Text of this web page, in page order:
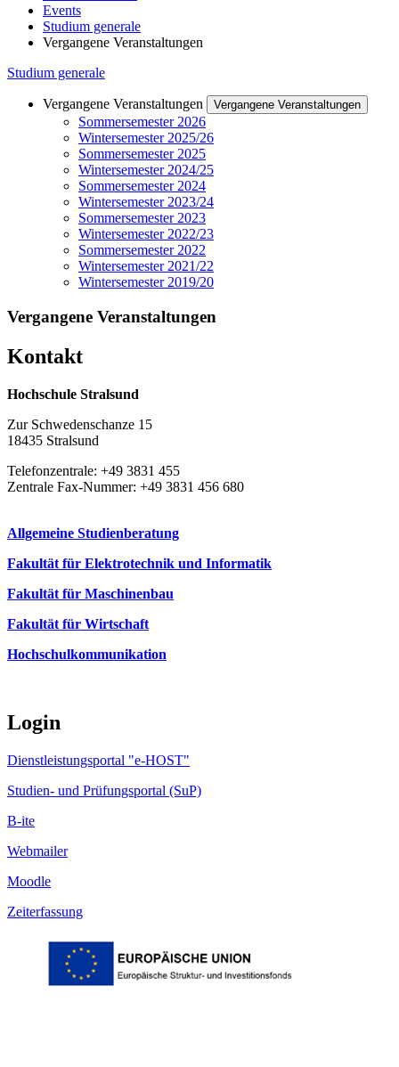
Events
Studium generale
Vergangene Veranstaltungen
Studium generale
Vergangene Veranstaltungen Vergangene Veranstaltungen
Sommersemester 2026
Wintersemester 2025/26
Sommersemester 2025
Wintersemester 2024/25
Sommersemester 2024
Wintersemester 2023/24
Sommersemester 2023
Wintersemester 2022/23
Sommersemester 2022
Wintersemester 2021/22
Wintersemester 2019/20
Ver­gan­gene Ve­r­anstal­tun­gen
Kon­takt
Hochschule Stralsund
Zur Schwedenschanze 15
18435 Stralsund
Telefonzentrale: +49 3831 455
Zentrale Fax-Nummer: +49 3831 456 680
Allgemeine Studienberatung
Fakultät für Elektrotechnik und Informatik
Fakultät für Maschinenbau
Fakultät für Wirtschaft
Hochschulkommunikation
Login
Dienstleistungsportal "e-HOST"
Studien- und Prüfungsportal (SuP)
B-ite
Webmailer
Moodle
Zeiterfassung